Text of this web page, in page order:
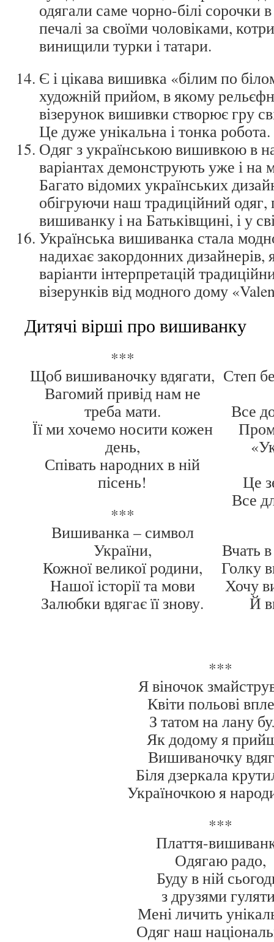
одягали саме чорно-білі сорочки
печалі за своїми чоловіками,
винищили турки і татари.
Є і цікава вишивка «білим по
художній прийом, в якому
візерунок вишивки створює гру
Це дуже унікальна і тонка робота.
Одяг з українською вишивкою в
варіантах демонструють уже і на
Багато відомих українських
обігруючи наш традиційний одяг,
вишиванку і на Батьківщині, і у
Українська вишиванка стала
надихає закордонних дизайнерів,
варіанти інтерпретацій
візерунків від модного дому
Дитячі вірші про вишиванку
***
Щоб вишиваночку вдягати,
Вагомий привід нам не
треба мати.
Її ми хочемо носити кожен
день,
Співать народних в ній
пісень!
***
Вишиванка – символ
України,
Кожної великої родини,
Нашої історії та мови
Залюбки вдягає її знову.
Степ
Все
Це
Все
Вчать
Голку
Хочу
Й
***
Я віночок
Квіти польові
З татом на лану
Як додому я
Вишиваночку
Біля дзеркала
Україночкою я
***
Плаття-
Одягаю радо,
Буду в ній
з друзями
Мені личить
Одяг наш